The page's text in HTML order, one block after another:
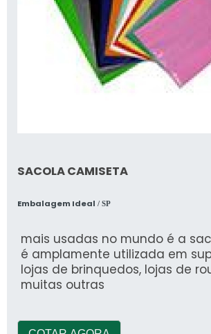
SACOLA CAMISETA
Embalagem Ideal / SP
mais usadas no mundo é a
é amplamente utilizada em
lojas de brinquedos, lojas de
muitas outras